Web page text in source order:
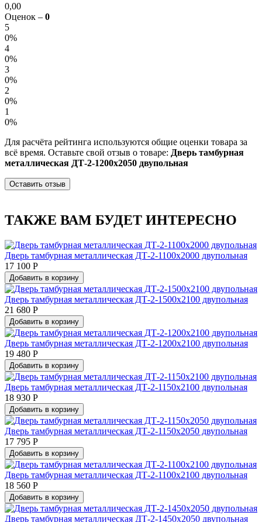
0,00
Оценок – 0
5
0%
4
0%
3
0%
2
0%
1
0%
Для расчёта рейтинга используются общие оценки товара за
всё время. Оставьте свой отзыв о товаре: Дверь тамбурная
металлическая ДТ-2-1200х2050 двупольная
Оставить отзыв
ТАКЖЕ ВАМ БУДЕТ ИНТЕРЕСНО
Дверь тамбурная металлическая ДТ-2-1100х2000 двупольная
17 100 Р
Добавить в корзину
Дверь тамбурная металлическая ДТ-2-1500х2100 двупольная
21 680 Р
Добавить в корзину
Дверь тамбурная металлическая ДТ-2-1200х2100 двупольная
19 480 Р
Добавить в корзину
Дверь тамбурная металлическая ДТ-2-1150х2100 двупольная
18 930 Р
Добавить в корзину
Дверь тамбурная металлическая ДТ-2-1150х2050 двупольная
17 795 Р
Добавить в корзину
Дверь тамбурная металлическая ДТ-2-1100х2100 двупольная
18 560 Р
Добавить в корзину
Дверь тамбурная металлическая ДТ-2-1450х2050 двупольная